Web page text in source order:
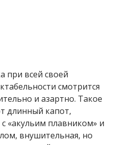
при всей своей
смотрится
и азартно. Такое
длинный капот,
«акульим плавником» и
внушительная, но